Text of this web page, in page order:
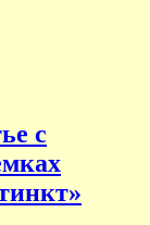
с